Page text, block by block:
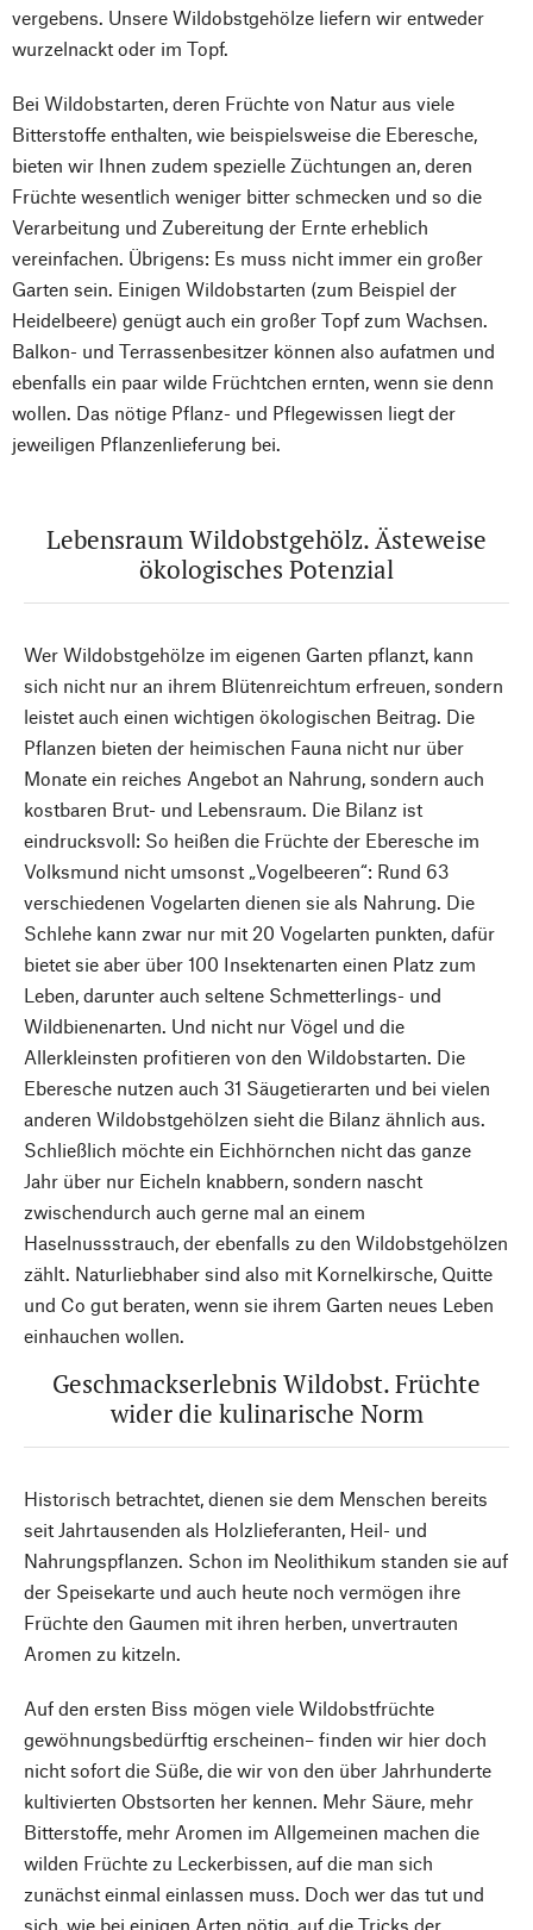
vergebens. Unsere Wildobstgehölze liefern wir entweder
wurzelnackt oder im Topf.
Bei Wildobstarten, deren Früchte von Natur aus viele
Bitterstoffe enthalten, wie beispielsweise die Eberesche,
bieten wir Ihnen zudem spezielle Züchtungen an, deren
Früchte wesentlich weniger bitter schmecken und so die
Verarbeitung und Zubereitung der Ernte erheblich
vereinfachen. Übrigens: Es muss nicht immer ein großer
Garten sein. Einigen Wildobstarten (zum Beispiel der
Heidelbeere) genügt auch ein großer Topf zum Wachsen.
Balkon- und Terrassenbesitzer können also aufatmen und
ebenfalls ein paar wilde Früchtchen ernten, wenn sie denn
wollen. Das nötige Pflanz- und Pflegewissen liegt der
jeweiligen Pflanzenlieferung bei.
Lebensraum Wildobstgehölz. Ästeweise
ökologisches Potenzial
Wer Wildobstgehölze im eigenen Garten pflanzt, kann
sich nicht nur an ihrem Blütenreichtum erfreuen, sondern
leistet auch einen wichtigen ökologischen Beitrag. Die
Pflanzen bieten der heimischen Fauna nicht nur über
Monate ein reiches Angebot an Nahrung, sondern auch
kostbaren Brut- und Lebensraum. Die Bilanz ist
eindrucksvoll: So heißen die Früchte der Eberesche im
Volksmund nicht umsonst „Vogelbeeren“: Rund 63
verschiedenen Vogelarten dienen sie als Nahrung. Die
Schlehe kann zwar nur mit 20 Vogelarten punkten, dafür
bietet sie aber über 100 Insektenarten einen Platz zum
Leben, darunter auch seltene Schmetterlings- und
Wildbienenarten. Und nicht nur Vögel und die
Allerkleinsten profitieren von den Wildobstarten. Die
Eberesche nutzen auch 31 Säugetierarten und bei vielen
anderen Wildobstgehölzen sieht die Bilanz ähnlich aus.
Schließlich möchte ein Eichhörnchen nicht das ganze
Jahr über nur Eicheln knabbern, sondern nascht
zwischendurch auch gerne mal an einem
Haselnussstrauch, der ebenfalls zu den Wildobstgehölzen
zählt. Naturliebhaber sind also mit Kornelkirsche, Quitte
und Co gut beraten, wenn sie ihrem Garten neues Leben
einhauchen wollen.
Geschmackserlebnis Wildobst. Früchte
wider die kulinarische Norm
Historisch betrachtet, dienen sie dem Menschen bereits
seit Jahrtausenden als Holzlieferanten, Heil- und
Nahrungspflanzen. Schon im Neolithikum standen sie auf
der Speisekarte und auch heute noch vermögen ihre
Früchte den Gaumen mit ihren herben, unvertrauten
Aromen zu kitzeln.
Auf den ersten Biss mögen viele Wildobstfrüchte
gewöhnungsbedürftig erscheinen– finden wir hier doch
nicht sofort die Süße, die wir von den über Jahrhunderte
kultivierten Obstsorten her kennen. Mehr Säure, mehr
Bitterstoffe, mehr Aromen im Allgemeinen machen die
wilden Früchte zu Leckerbissen, auf die man sich
zunächst einmal einlassen muss. Doch wer das tut und
sich, wie bei einigen Arten nötig, auf die Tricks der